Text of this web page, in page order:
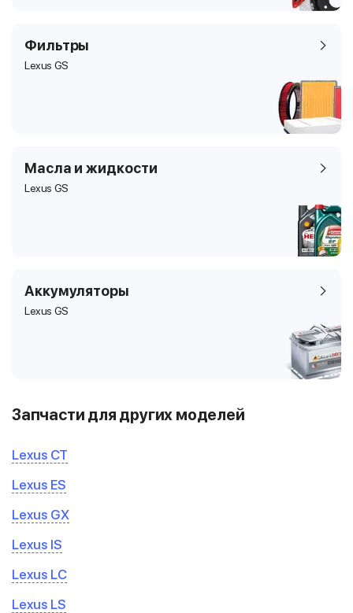
Фильтры
Lexus GS
Масла и жидкости
Lexus GS
Аккумуляторы
Lexus GS
Запчасти для других моделей
Lexus CT
Lexus ES
Lexus GX
Lexus IS
Lexus LC
Lexus LS